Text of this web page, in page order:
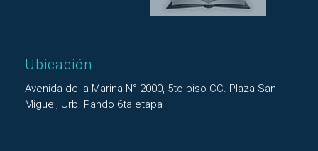
Ubicación
Avenida de la Marina N° 2000, 5to piso CC. Plaza San
Miguel, Urb. Pando 6ta etapa